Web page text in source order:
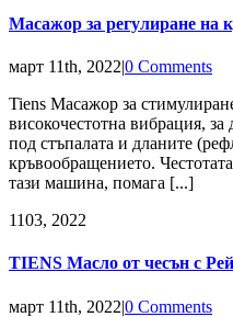
Масажор за регулиране на
март 11th, 2022|0 Comments
Tiens Масажор за
високочестотна вибрация,
под стъпалата и дланите
кръвообращението.
тази машина, помага [...]
1103, 2022
TIENS Масло от чесън с
март 11th, 2022|0 Comments